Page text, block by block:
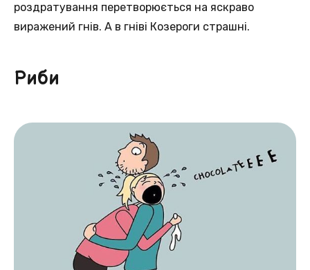
роздратування перетворюється на яскраво
виражений гнів. А в гніві Козероги страшні.
Риби